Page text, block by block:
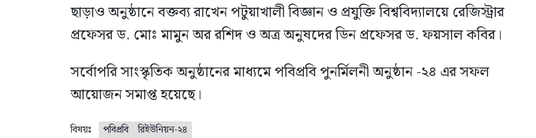
ছাড়াও অনুষ্ঠানে বক্তব্য রাখেন পটুয়াখালী বিজ্ঞান ও প্রযুক্তি বিশ্ববিদ্যালয়ে রেজিস্ট্রার
প্রফেসর ড. মোঃ মামুন অর রশিদ ও অত্র অনুষদের ডিন প্রফেসর ড. ফয়সাল কবির।
সর্বোপরি সাংস্কৃতিক অনুষ্ঠানের মাধ্যমে পবিপ্রবি পুনর্মিলনী অনুষ্ঠান -২৪ এর সফল
আয়োজন সমাপ্ত হয়েছে।
বিষয়ঃ পবিপ্রবি রিইউনিয়ন-২৪